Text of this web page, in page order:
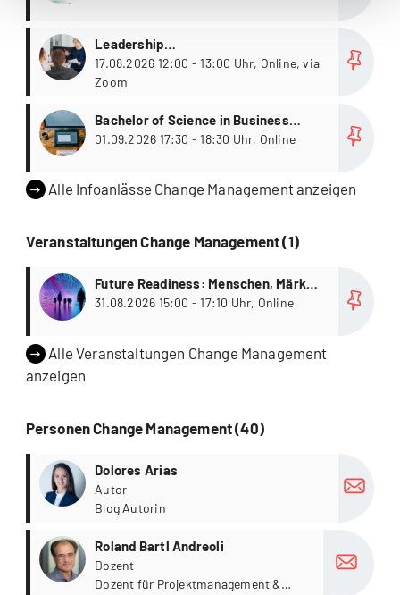
Leadership
Weiterbildungsstudiengänge
17.08.2026 12:00 - 13:00 Uhr, Online, via
Zoom
Bachelor of Science in Business
Administration mit individueller
01.09.2026 17:30 - 18:30 Uhr, Online
Alle Infoanlässe Change Management anzeigen
Veranstaltungen Change Management (1)
Future Readiness: Menschen, Märkte,
Mindsets in dynamischen Zeiten
31.08.2026 15:00 - 17:10 Uhr, Online
Alle Veranstaltungen Change Management
anzeigen
Personen Change Management (40)
Dolores Arias
Autor
Blog Autorin
Roland Bartl Andreoli
Dozent
Dozent für Projektmanagement &